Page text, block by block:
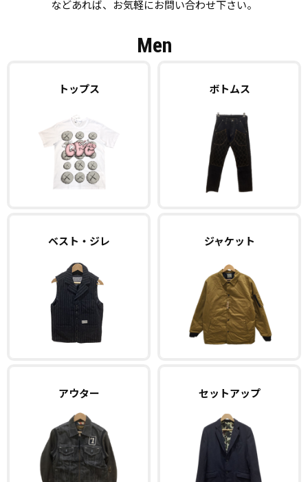
などあれば、お気軽にお問い合わせ下さい。
Men
トップス ボトムス
ベスト・ジレ ジャケット
アウター セットアップ